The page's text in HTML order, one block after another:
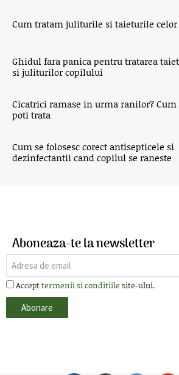
Cum tratam juliturile si taieturile
Ghidul fara panica pentru tratarea
si juliturilor copilului
Cicatrici ramase in urma ranilor? Cum
poti trata
Cum se folosesc corect antisepticele si
dezinfectantii cand copilul se raneste
Aboneaza-te la newsletter
Accepttermenii si conditiile site-ului.